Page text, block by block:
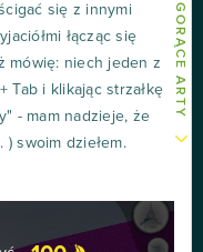
GORĄCE ARTY
się z innymi
łącząc się
mówię: niech jeden z
Tab i klikając strzałkę
- mam nadzieje, że
swoim dziełem.